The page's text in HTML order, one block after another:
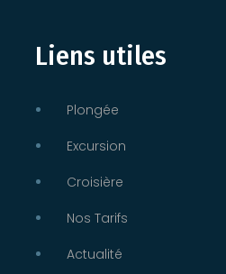
Liens utiles
Plongée
Excursion
Croisière
Nos Tarifs
Actualité